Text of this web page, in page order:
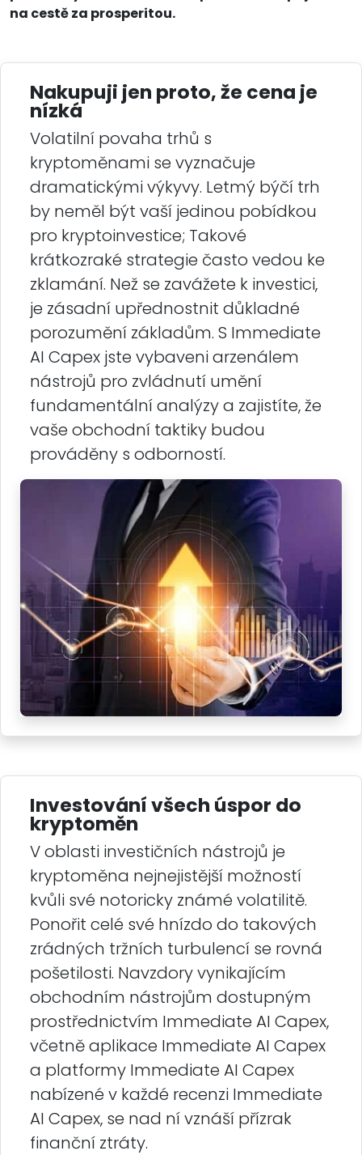
na cestě za prosperitou.
Nakupuji jen proto, že cena je
nízká
Volatilní povaha trhů s
kryptoměnami se vyznačuje
dramatickými výkyvy. Letmý býčí trh
by neměl být vaší jedinou pobídkou
pro kryptoinvestice; Takové
krátkozraké strategie často vedou ke
zklamání. Než se zavážete k investici,
je zásadní upřednostnit důkladné
porozumění základům. S Immediate
AI Capex jste vybaveni arzenálem
nástrojů pro zvládnutí umění
fundamentální analýzy a zajistíte, že
vaše obchodní taktiky budou
prováděny s odborností.
Investování všech úspor do
kryptoměn
V oblasti investičních nástrojů je
kryptoměna nejnejistější možností
kvůli své notoricky známé volatilitě.
Ponořit celé své hnízdo do takových
zrádných tržních turbulencí se rovná
pošetilosti. Navzdory vynikajícím
obchodním nástrojům dostupným
prostřednictvím Immediate AI Capex,
včetně aplikace Immediate AI Capex
a platformy Immediate AI Capex
nabízené v každé recenzi Immediate
AI Capex, se nad ní vznáší přízrak
finanční ztráty.